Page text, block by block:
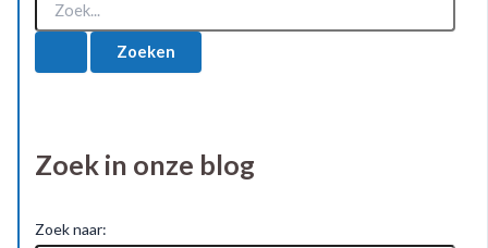
e
:Zoek in onze blog
Zoek naar: